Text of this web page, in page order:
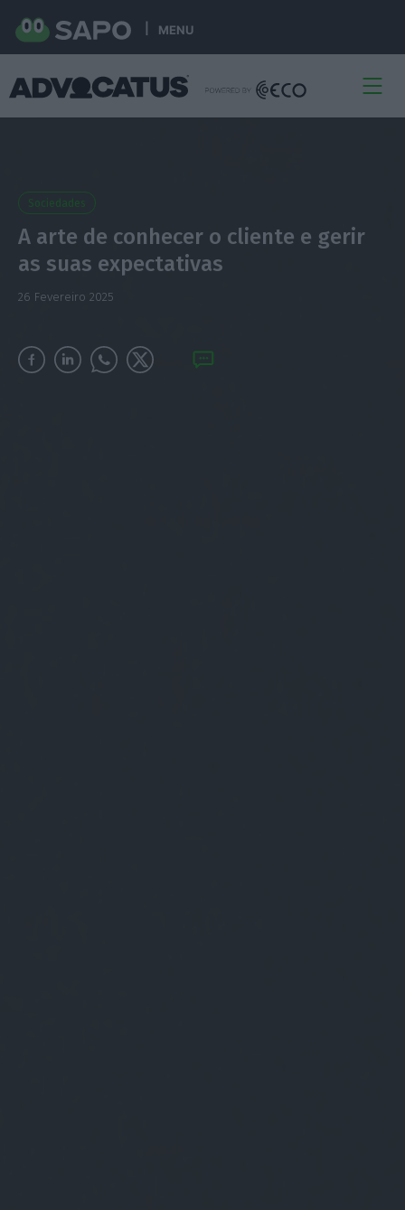
MENU
Sociedades
A arte de conhecer o cliente e gerir
as suas expectativas
26 Fevereiro 2025